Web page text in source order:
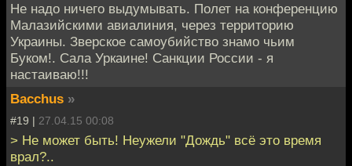
Не надо ничего выдумывать. Полет на конференцию
Малазийскими авиалиния, через территорию
Украины. Зверское самоубийство знамо чьим
Буком!. Сала Уркаине! Санкции России - я
настаиваю!!!
Bacchus »
#19 | 27.04.15 00:08
> Не может быть! Неужели "Дождь" всё это время
врал?..